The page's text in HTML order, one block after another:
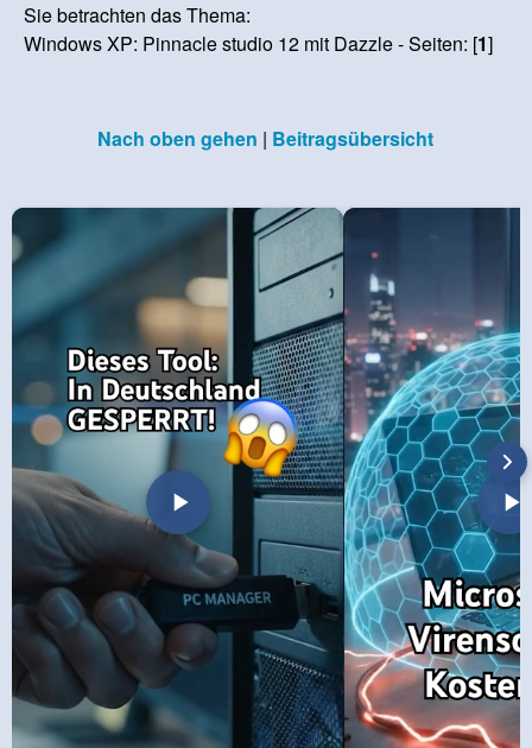
Sie betrachten das Thema:
Windows XP: Pinnacle studio 12 mit Dazzle - Seiten: [1]
Nach oben gehen | Beitragsübersicht